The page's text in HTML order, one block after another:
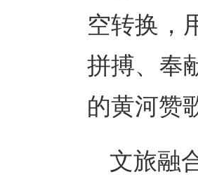
空转换，
拼搏、奉
的黄河赞
文旅融